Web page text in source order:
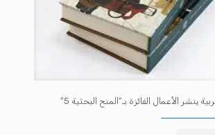
ينشر الأعمال الفائزة بـ”المنح البحثية 5″